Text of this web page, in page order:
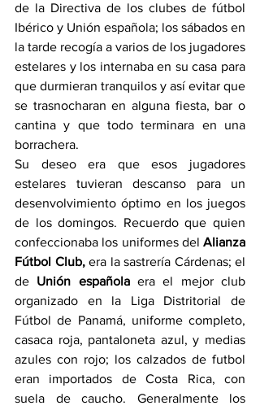
de la Directiva de los clubes de fútbol
Ibérico y Unión española; los sábados en
la tarde recogía a varios de los jugadores
estelares y los internaba en su casa para
que durmieran tranquilos y así evitar que
se trasnocharan en alguna fiesta, bar o
cantina y que todo terminara en una
borrachera.
Su deseo era que esos jugadores
estelares tuvieran descanso para un
desenvolvimiento óptimo en los juegos
de los domingos. Recuerdo que quien
confeccionaba los uniformes del Alianza
Fútbol Club, era la sastrería Cárdenas; el
de Unión española era el mejor club
organizado en la Liga Distritorial de
Fútbol de Panamá, uniforme completo,
casaca roja, pantaloneta azul, y medias
azules con rojo; los calzados de futbol
eran importados de Costa Rica, con
suela de caucho. Generalmente los